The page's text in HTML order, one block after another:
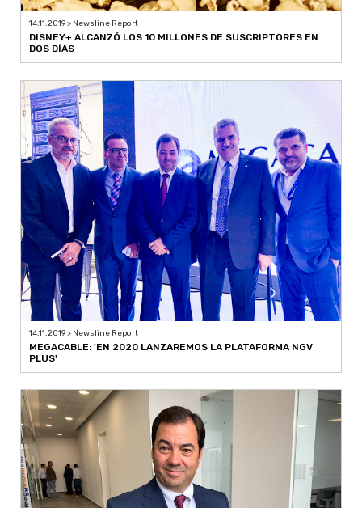
14.11.2019 > Newsline Report
DISNEY+ ALCANZÓ LOS 10 MILLONES DE SUSCRIPTORES EN
DOS DÍAS
14.11.2019 > Newsline Report
MEGACABLE: 'EN 2020 LANZAREMOS LA PLATAFORMA NGV
PLUS'